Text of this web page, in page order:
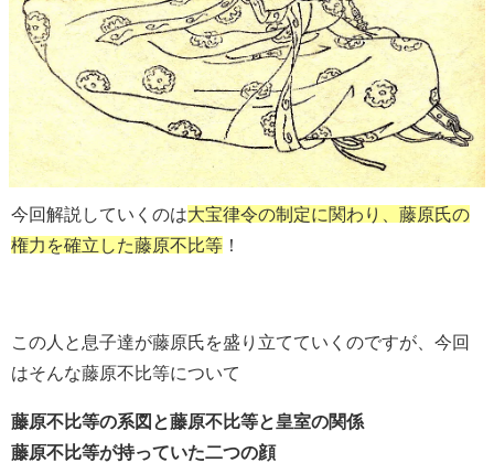
今回解説していくのは大宝律令の制定に関わり、藤原氏の
権力を確立した藤原不比等 ！
この人と息子達が藤原氏を盛り立てていくのですが、今回
はそんな藤原不比等について
藤原不比等の系図と藤原不比等と皇室の関係
藤原不比等が持っていた二つの顔